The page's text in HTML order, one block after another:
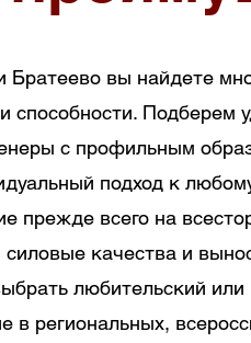
Братеево вы найдете
способности. Подберем
с профильным
подход к
прежде всего на
качества и
любительский
в региональных,